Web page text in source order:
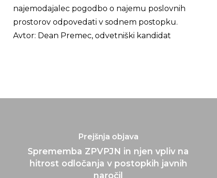
najemodajalec pogodbo o najemu poslovnih
prostorov odpovedati v sodnem postopku.
Avtor: Dean Premec, odvetniški kandidat
Prejšnja objava
Sprememba ZPVPJN in njen vpliv na
hitrost odločanja v postopkih javnih
naročil